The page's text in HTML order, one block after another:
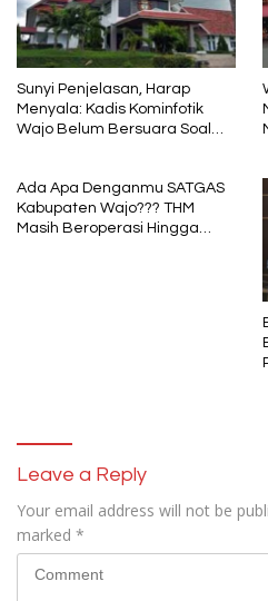
Sunyi Penjelasan, Harap
Menyala: Kadis Kominfotik
Wajo Belum Bersuara Soal
Ada Apa Denganmu SATGAS
Kabupaten Wajo??? THM
Masih Beroperasi Hingga
Leave a Reply
Your email address will not be
marked *